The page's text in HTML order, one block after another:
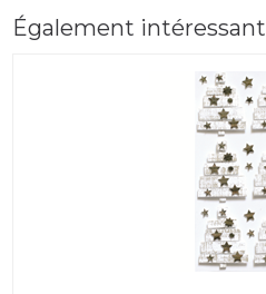
Également intéressant